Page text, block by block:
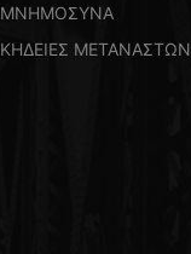
ΜΝΗΜΟΣΥΝΑ
ΚΗΔΕΙΕΣ ΜΕΤΑΝΑΣΤΩΝ